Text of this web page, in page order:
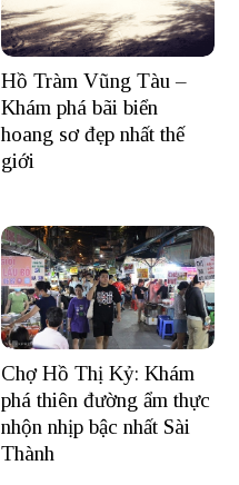
Hồ Tràm Vũng Tàu –
Khám phá bãi biển
hoang sơ đẹp nhất thế
giới
Chợ Hồ Thị Kỷ: Khám
phá thiên đường ẩm thực
nhộn nhịp bậc nhất Sài
Thành